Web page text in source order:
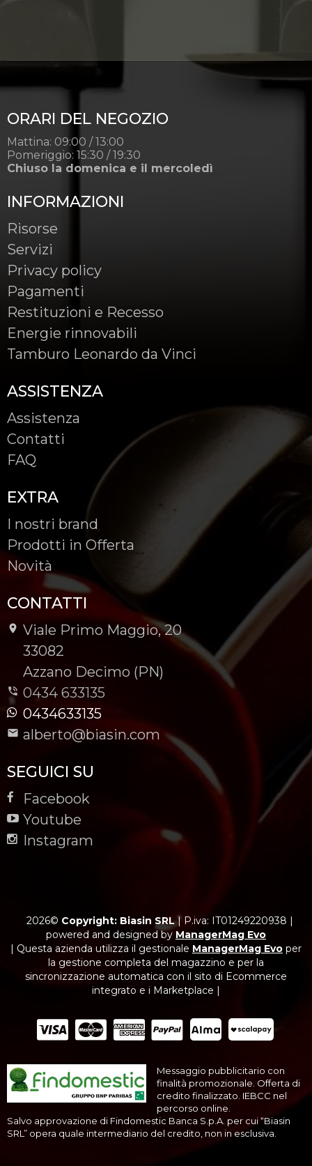
ORARI DEL NEGOZIO
Mattina: 09:00 / 13:00
Pomeriggio: 15:30 / 19:30
Chiuso la domenica e il mercoledì
INFORMAZIONI
Risorse
Servizi
Privacy policy
Pagamenti
Restituzioni e Recesso
Energie rinnovabili
Tamburo Leonardo da Vinci
ASSISTENZA
Assistenza
Contatti
FAQ
EXTRA
I nostri brand
Prodotti in Offerta
Novità
CONTATTI
Viale Primo Maggio, 20
-
33082
-
Azzano Decimo (PN)
0434 633135
0434633135
alberto@biasin.com
SEGUICI SU
Facebook
Youtube
Instagram
2026© Copyright: Biasin SRL| P.iva: IT01249220938 |
powered and designed by ManagerMag Evo
| Questa azienda utilizza il gestionale ManagerMag Evo per
la gestione completa del magazzino e per la
sincronizzazione automatica con il sito di Ecommerce
integrato e i Marketplace |
Messaggio pubblicitario con
finalità promozionale. Offerta di
credito finalizzato. IEBCC nel
percorso online.
Salvo approvazione di Findomestic Banca S.p.A. per cui “Biasin
SRL” opera quale intermediario del credito, non in esclusiva.